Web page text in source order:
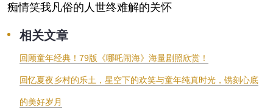
痴情笑我凡俗的人世终难解的关怀
相关文章
回顾童年经典！79版《哪吒闹海》海量剧照欣赏！
回忆夏夜乡村的乐土，星空下的欢笑与童年纯真时光，镌刻心底
的美好岁月